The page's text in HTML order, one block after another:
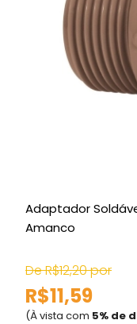
Adaptador
Amanco
De R$12,20 por
R$11,59
(À vista com 5% de